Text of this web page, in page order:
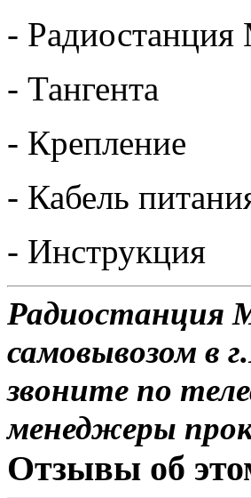
- Радиостанция
- Тангента
- Крепление
- Кабель
- Инструкция
Радиостанция
самовывозом в
звоните по
менеджеры
Отзывы об